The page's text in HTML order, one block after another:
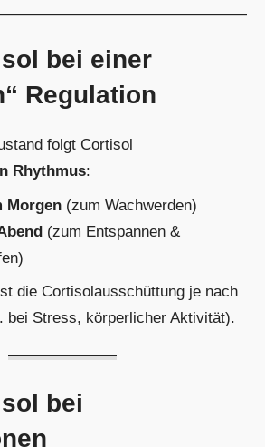
bei einer
Regulation
folgt Cortisol
Rhythmus:
Morgen (zum Wachwerden)
(zum Entspannen &
die Cortisolausschüttung je nach
bei Stress, körperlicher Aktivität).
bei